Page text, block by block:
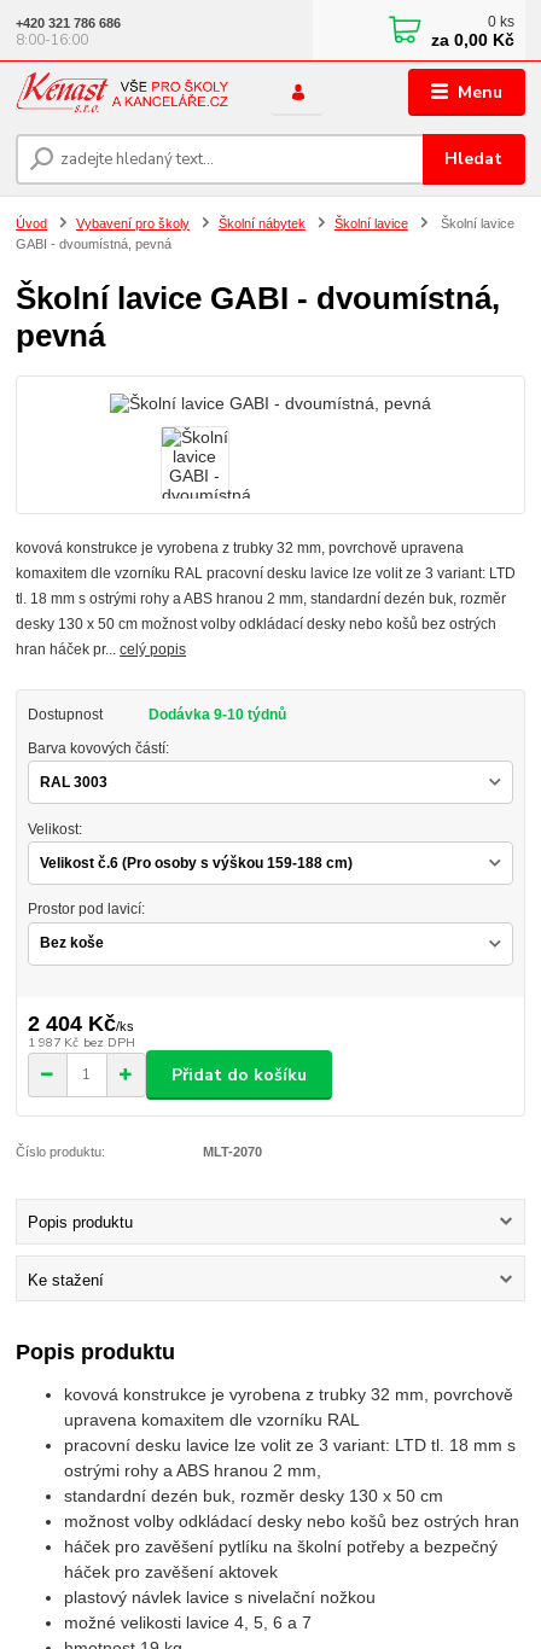
Menu
Hledat
+420 321 786 686
8:00-16:00
0 ks
za 0,00 Kč
Úvod Vybavení pro školy Školní nábytek Školní lavice
Školní lavice
GABI - dvoumístná, pevná
Školní lavice GABI - dvoumístná,
pevná
kovová konstrukce je vyrobena z trubky 32 mm, povrchově upravena
komaxitem dle vzorníku RAL pracovní desku lavice lze volit ze 3 variant: LTD
tl. 18 mm s ostrými rohy a ABS hranou 2 mm, standardní dezén buk, rozměr
desky 130 x 50 cm možnost volby odkládací desky nebo košů bez ostrých
hran háček pr...celý popis
Dostupnost Dodávka 9-10 týdnů
Barva kovových částí:
Velikost:
Prostor pod lavicí:
2 404 Kč/ks
1 987 Kč bez DPH
Přidat do košíku
Číslo produktu: MLT-2070
Popis produktu
Ke stažení
Popis produktu
kovová konstrukce je vyrobena z trubky 32 mm, povrchově
upravena komaxitem dle vzorníku RAL
pracovní desku lavice lze volit ze 3 variant: LTD tl. 18 mm s
ostrými rohy a ABS hranou 2 mm,
standardní dezén buk, rozměr desky 130 x 50 cm
možnost volby odkládací desky nebo košů bez ostrých hran
háček pro zavěšení pytlíku na školní potřeby a bezpečný
háček pro zavěšení aktovek
plastový návlek lavice s nivelační nožkou
možné velikosti lavice 4, 5, 6 a 7